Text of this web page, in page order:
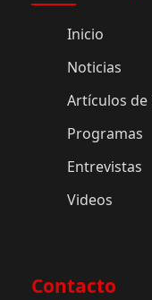
Inicio
Noticias
Artículos de
Programas
Entrevistas
Videos
Contacto